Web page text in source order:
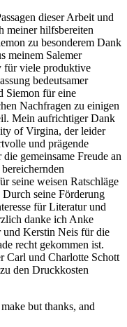
dieser Arbeit und
meiner hilfsbereiten
zu besonderem Dank
meinem Salemer
für viele produktive
bedeutsamer
Siemon für eine
Nachfragen zu einigen
Mein aufrichtiger Dank
of Virgina, der leider
und prägende
gemeinsame Freude an
seine weisen Ratschläge
seine Förderung
für Literatur und
danke ich Anke
Kerstin Neis für die
recht gekommen ist.
Carl und Charlotte Schott
den Druckkosten
but thanks, and